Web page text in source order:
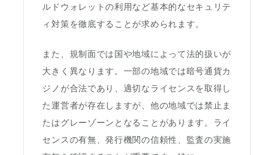
ルドウォレットの利用など基本的なセキュリテ
ィ対策を徹底することが求められます。
また、規制面では国や地域によって法的扱いが
大きく異なります。一部の地域では暗号通貨カ
ジノが合法であり、適切なライセンスを取得し
た運営者が存在しますが、他の地域では禁止ま
たはグレーゾーンとなることがあります。ライ
センスの有無、発行機関の信頼性、監査の実施